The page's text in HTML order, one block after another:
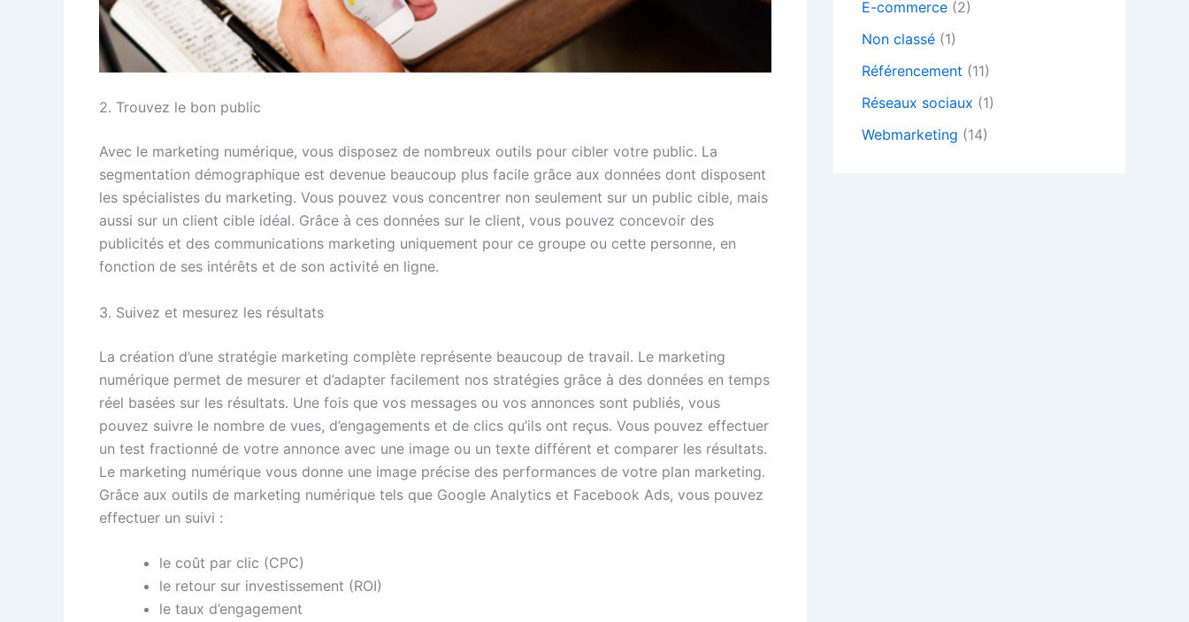
2. Trouvez le bon public
Avec le marketing numérique, vous disposez de nombreux outils pour cibler votre public. La
segmentation démographique est devenue beaucoup plus facile grâce aux données dont disposent
les spécialistes du marketing. Vous pouvez vous concentrer non seulement sur un public cible, mais
aussi sur un client cible idéal. Grâce à ces données sur le client, vous pouvez concevoir des
publicités et des communications marketing uniquement pour ce groupe ou cette personne, en
fonction de ses intérêts et de son activité en ligne.
3. Suivez et mesurez les résultats
La création d’une stratégie marketing complète représente beaucoup de travail. Le marketing
numérique permet de mesurer et d’adapter facilement nos stratégies grâce à des données en temps
réel basées sur les résultats. Une fois que vos messages ou vos annonces sont publiés, vous
pouvez suivre le nombre de vues, d’engagements et de clics qu’ils ont reçus. Vous pouvez effectuer
un test fractionné de votre annonce avec une image ou un texte différent et comparer les résultats.
Le marketing numérique vous donne une image précise des performances de votre plan marketing.
Grâce aux outils de marketing numérique tels que Google Analytics et Facebook Ads, vous pouvez
effectuer un suivi :
le coût par clic (CPC)
le retour sur investissement (ROI)
le taux d’engagement
E-commerce (2)
Non classé (1)
Référencement (11)
Réseaux sociaux (1)
Webmarketing (14)